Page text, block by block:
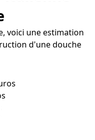
voici une estimation
d'une douche